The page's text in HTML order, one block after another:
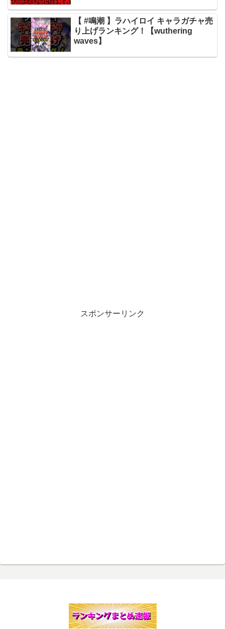
【 #鳴潮 】ラハイロイ キャラガチャ売
り上げランキング！【wuthering
waves】
スポンサーリンク